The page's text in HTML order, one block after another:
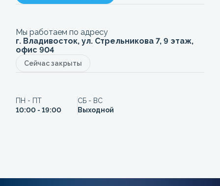
Мы работаем по адресу
г. Владивосток, ул. Стрельникова 7, 9 этаж,
офис 904
Сейчас закрыты
ПН - ПТ
10:00 - 19:00
СБ - ВС
Выходной